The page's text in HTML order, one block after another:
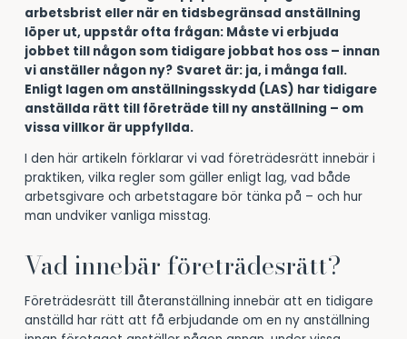
arbetsbrist eller när en tidsbegränsad anställning
löper ut, uppstår ofta frågan: Måste vi erbjuda
jobbet till någon som tidigare jobbat hos oss – innan
vi anställer någon ny? Svaret är: ja, i många fall.
Enligt lagen om anställningsskydd (LAS) har tidigare
anställda rätt till företräde till ny anställning – om
vissa villkor är uppfyllda.
I den här artikeln förklarar vi vad företrädesrätt innebär i
praktiken, vilka regler som gäller enligt lag, vad både
arbetsgivare och arbetstagare bör tänka på – och hur
man undviker vanliga misstag.
Vad innebär företrädesrätt?
Företrädesrätt till återanställning innebär att en tidigare
anställd har rätt att få erbjudande om en ny anställning